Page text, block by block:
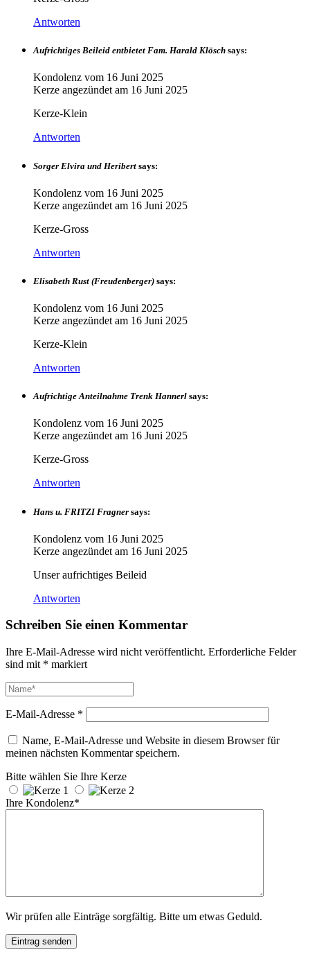
Antworten
Aufrichtiges Beileid entbietet Fam. Harald Klösch says:
Kondolenz vom 16 Juni 2025
Kerze angezündet am 16 Juni 2025
Kerze-Klein
Antworten
Sorger Elvira und Heribert says:
Kondolenz vom 16 Juni 2025
Kerze angezündet am 16 Juni 2025
Kerze-Gross
Antworten
Elisabeth Rust (Freudenberger) says:
Kondolenz vom 16 Juni 2025
Kerze angezündet am 16 Juni 2025
Kerze-Klein
Antworten
Aufrichtige Anteilnahme Trenk Hannerl says:
Kondolenz vom 16 Juni 2025
Kerze angezündet am 16 Juni 2025
Kerze-Gross
Antworten
Hans u. FRITZI Fragner says:
Kondolenz vom 16 Juni 2025
Kerze angezündet am 16 Juni 2025
Unser aufrichtiges Beileid
Antworten
Schreiben Sie einen Kommentar
Ihre E-Mail-Adresse wird nicht veröffentlicht. Erforderliche Felder
sind mit * markiert
E-Mail-Adresse *
Name, E-Mail-Adresse und Website in diesem Browser für
meinen nächsten Kommentar speichern.
Bitte wählen Sie Ihre Kerze
Ihre Kondolenz*
Wir prüfen alle Einträge sorgfältig. Bitte um etwas Geduld.